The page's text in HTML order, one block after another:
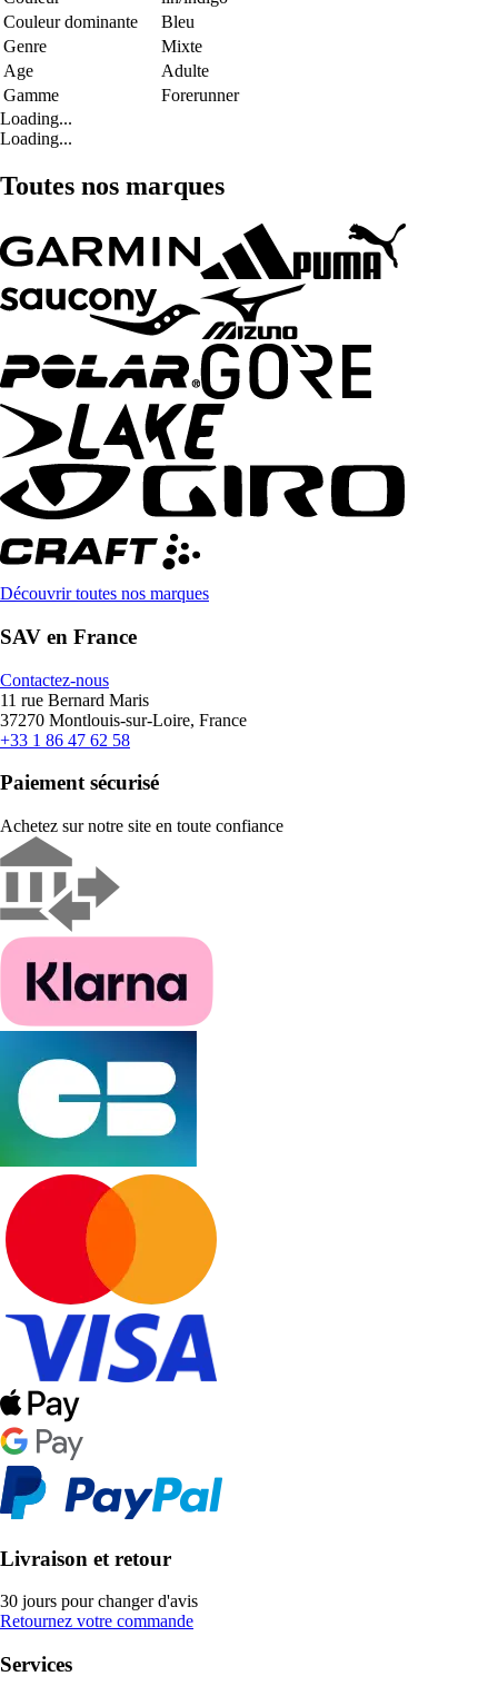
Couleur dominante
Bleu
Genre
Mixte
Age
Adulte
Gamme
Forerunner
Loading...
Loading...
Toutes nos marques
Découvrir toutes nos marques
SAV en France
Contactez-nous
11 rue Bernard Maris
37270 Montlouis-sur-Loire, France
+33 1 86 47 62 58
Paiement sécurisé
Achetez sur notre site en toute confiance
Livraison et retour
30 jours pour changer d'avis
Retournez votre commande
Services